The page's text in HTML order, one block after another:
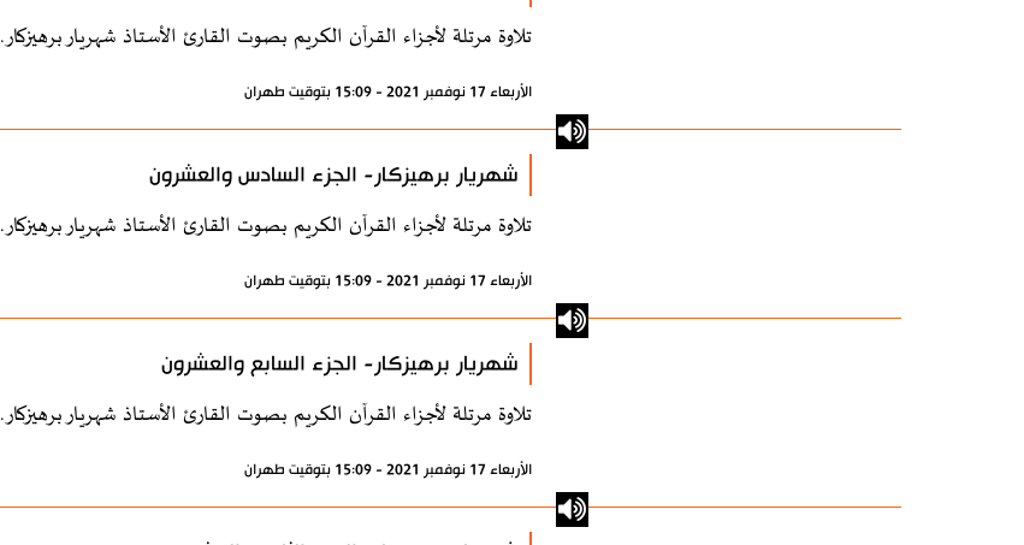
تلاوة مرتلة لأجزاء القرآن الكريم بصوت القارئ الأستاذ شهريار برهيزكار.
الأربعاء 17 نوفمبر 2021 - 15:09 بتوقيت طهران
شهريار برهيزكار- الجزء السادس والعشرون
تلاوة مرتلة لأجزاء القرآن الكريم بصوت القارئ الأستاذ شهريار برهيزكار.
الأربعاء 17 نوفمبر 2021 - 15:09 بتوقيت طهران
شهريار برهيزكار- الجزء السابع والعشرون
تلاوة مرتلة لأجزاء القرآن الكريم بصوت القارئ الأستاذ شهريار برهيزكار.
الأربعاء 17 نوفمبر 2021 - 15:09 بتوقيت طهران